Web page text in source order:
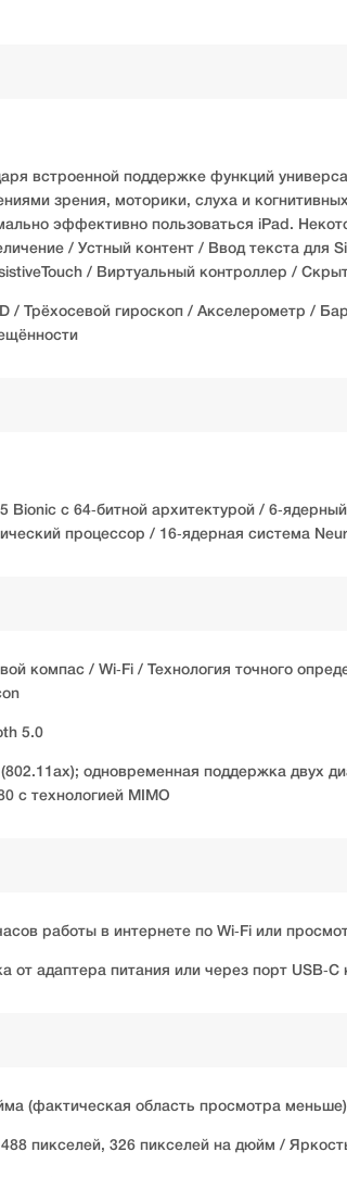
встроенной поддержке функций
зрения, моторики, слуха и
эффективно пользоваться iPad.
/ Устный контент / Ввод текста для
/ Виртуальный контроллер /
ID / Трёхосевой гироскоп / Акселерометр /
Bionic с 64‑битной архитектурой /
процессор / 16‑ядерная система
компас / Wi‑Fi / Технология точного
5.0
(802.11ax); одновременная поддержка двух
с технологией MIMO
работы в интернете по Wi‑Fi или
от адаптера питания или через порт
(фактическая область просмотра меньше)
пикселей, 326 пикселей на дюйм /